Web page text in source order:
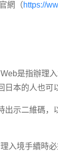
網（https://
是指辦理
本的人也可
示二維碼，
入境手續時